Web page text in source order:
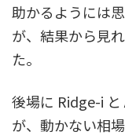
助かるようには
が、結果から見
た。
後場に Ridge-i と
が、動かない相